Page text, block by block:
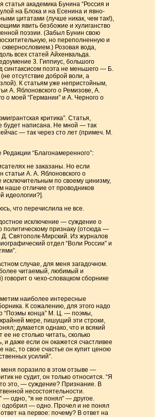
статья академика Бунина “Россия и
на Блока и на Есенина и явно-
цитатами (лучше никак, чем так!),
явить безбожие и хулиганство
поэзии. (Забыл Бунин свою
но переполненную и
сквернословием.) Розовая вода,
всех статей Айхенвальда.
3. Гиппиус, большого
синтаксисом поэта не меньшего — Б.
отсутствие доброй воли, а
К статьям уже непристойным,
А. Яблоновского о Ремизове, А.
о моей “Германии” и А. Черного о
критика”. Статья,
будет написана. Не мной — так
— так через сто лет (примеч. М.
“Благонамеренного”:
не заказаны. Но если
статьи А. А. Яблоновского о
исключительным по своему цинизму,
наше отличие от проводников
идеологии?].
что перечислила не все.
исключение — суждение о
политическому признаку (отсюда —
Святополк-Мирский. Из журналов
отдел “Воли России” и
случае, для меня загадочном.
читаемый, любимый и
говорит о чехо-словацком сборнике
наиболее интересные
К сожалению, для этого надо
“Поэмы конца” М. Ц. — поэмы,
мере, пишущий эти строки,
думается однако, что и всякий
ее не столько читать, сколько
и даже если он окажется счастливее
нас, то свое счастье он купит ценою
усилий”.
меня поразило в этом отзыве —
не судит, он только относится. “Я
это, — суждение? Признание. В
несостоятельности.
— одно, “я не понял” — другое.
одобрил — одно. Прочел и не понял
на первое: почему? В ответ на